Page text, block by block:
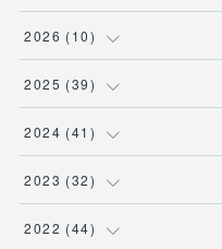
2026 (10)
(1)
( 2 )
(3)
( 2 )
2025 (39)
(2 )
(2)
( 2 )
2024 (41 )
(6)
( 4 )
2023 (32)
(2)
2022 (44)